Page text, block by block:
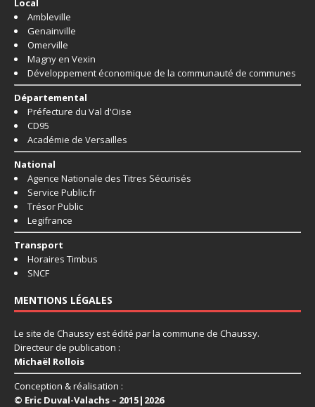
Local
Ambleville
Genainville
Omerville
Magny en Vexin
Développement économique de la communauté de communes
Départemental
Préfecture du Val d'Oise
CD95
Académie de Versailles
National
Agence Nationale des Titres Sécurisés
Service Public.fr
Trésor Public
Legifrance
Transport
Horaires Timbus
SNCF
MENTIONS LÉGALES
Le site de Chaussy est édité par la commune de Chaussy.
Directeur de publication :
Michaël Rollois
Conception & réalisation :
© Eric Duval-Valachs – 2015|2026